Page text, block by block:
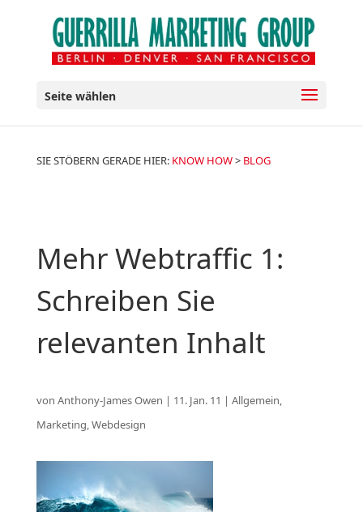
Seite wählen
SIE STÖBERN GERADE HIER: KNOW HOW> BLOG
Mehr Webtraffic 1:
Schreiben Sie
relevanten Inhalt
von Anthony-James Owen | 11. Jan. 11 | Allgemein,
Marketing,Webdesign